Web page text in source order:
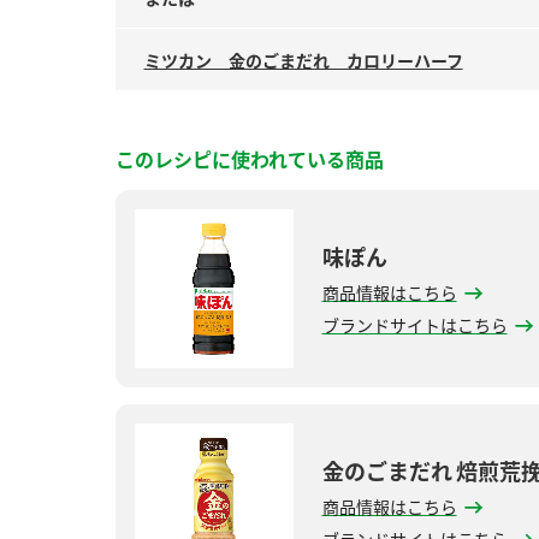
ミツカン 金のごまだれ カロリーハーフ
このレシピに使われている商品
味ぽん
商品情報はこちら
ブランドサイトはこちら
金のごまだれ 焙煎荒
商品情報はこちら